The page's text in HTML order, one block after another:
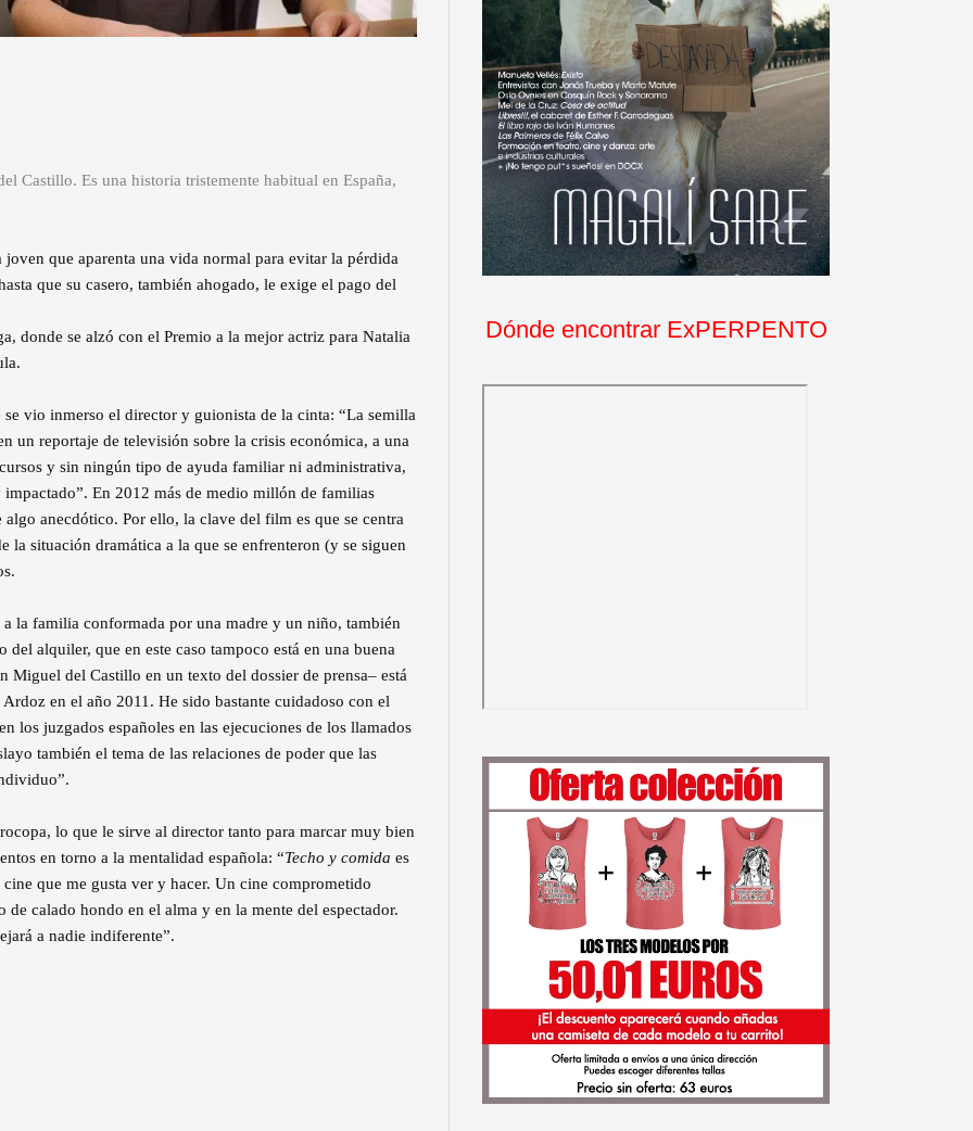
Castillo. Es una historia tristemente habitual en España,
que aparenta una vida normal para evitar la pérdida
que su casero, también ahogado, le exige el pago del
donde se alzó con el Premio a la mejor actriz para Natalia
vio inmerso el director y guionista de la cinta: “La semilla
un reportaje de televisión sobre la crisis económica, a una
y sin ningún tipo de ayuda familiar ni administrativa,
En 2012 más de medio millón de familias
algo anecdótico. Por ello, la clave del film es que se centra
la situación dramática a la que se enfrenteron (y se siguen
la familia conformada por una madre y un niño, también
alquiler, que en este caso tampoco está en una buena
del Castillo en un texto del dossier de prensa– está
en el año 2011. He sido bastante cuidadoso con el
los juzgados españoles en las ejecuciones de los llamados
también el tema de las relaciones de poder que las
lo que le sirve al director tanto para marcar muy bien
en torno a la mentalidad española: “Techo y comida es
que me gusta ver y hacer. Un cine comprometido
calado hondo en el alma y en la mente del espectador.
a nadie indiferente”.
Dónde encontrar ExPERPENTO